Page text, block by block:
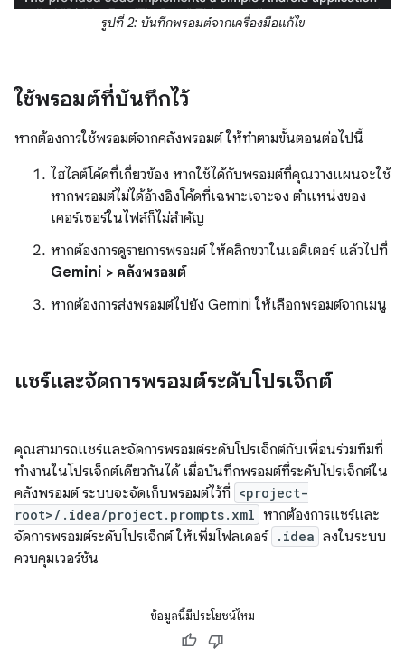
รูปที่ 2: บันทึกพรอมต์จากเครื่องมือแก้ไข
ใช้พรอมต์ที่บันทึกไว้
หากต้องการใช้พรอมต์จากคลังพรอมต์ ให้ทำตามขั้นตอนต่อไปนี้
ไฮไลต์โค้ดที่เกี่ยวข้อง หากใช้ได้กับพรอมต์ที่คุณวางแผนจะใช้
หากพรอมต์ไม่ได้อ้างอิงโค้ดที่เฉพาะเจาะจง ตำแหน่งของ
เคอร์เซอร์ในไฟล์ก็ไม่สำคัญ
หากต้องการดูรายการพรอมต์ ให้คลิกขวาในเอดิเตอร์ แล้วไปที่
Gemini > คลังพรอมต์
หากต้องการส่งพรอมต์ไปยัง Gemini ให้เลือกพรอมต์จากเมนู
แชร์และจัดการพรอมต์ระดับโปรเจ็กต์
คุณสามารถแชร์และจัดการพรอมต์ระดับโปรเจ็กต์กับเพื่อนร่วมทีมที่
ทำงานในโปรเจ็กต์เดียวกันได้ เมื่อบันทึกพรอมต์ที่ระดับโปรเจ็กต์ใน
คลังพรอมต์ ระบบจะจัดเก็บพรอมต์ไว้ที่ <project-
root>/.idea/project.prompts.xml หากต้องการแชร์และ
จัดการพรอมต์ระดับโปรเจ็กต์ ให้เพิ่มโฟลเดอร์ .idea ลงในระบบ
ควบคุมเวอร์ชัน
ข้อมูลนี้มีประโยชน์ไหม